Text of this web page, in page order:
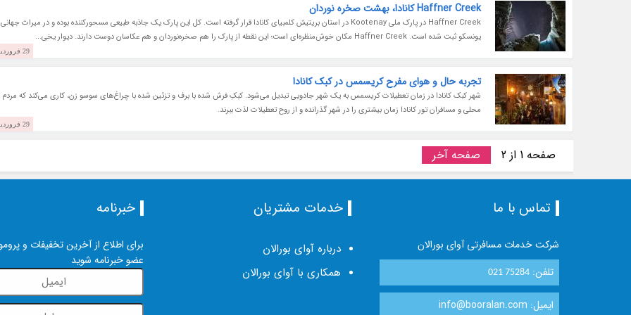
Haffner Creek کانادا، بهشت صخره نوردان
Haffner Creek در پارک ملی Kootenay در استان بریتیش کلمبیای کانادا قرار گرفته است. کل این پارک یک جاذبه طبیعی مسحورکننده بوده و در میراث جهانی
یونسکو ثبت شده است. Haffner Creek مکان خوش‌منظره‌ای است؛ این نقطه از پارک را هم صخره‌نوردان و هم عکاسان دوست دارند. دیوار یخی...
29 فروردین 1397
تجربه حال و هوای مفرح کریسمس در کبک کانادا
شهر کبک کانادا در زمان تعطیلات کریسمس به یک شهر جادویی تبدیل می‌شود. کبکِ فرش شده با برف و تزئین شده با چراغ‌های سوسو زن، کاری می‌کند که مردم
محلی و مسافران تور کانادا زمان بیشتری را در شهر گذرانده و از روح تعطیلات لذت ببرند.
29 فروردین 1397
صفحه 1 از 2 صفحه آخر
تماس با ما
شرکت خدمات مسافرتی آوای بورالان
تلفن: 021 75284
ایمیل: info@booralan.com
خدمات مشتریان
درباره آوای بورالان
همکاری با آوای بورالان
خبرنامه
برای اطلاع از آخرین تخفیفات و
عضو خبرنامه شوید